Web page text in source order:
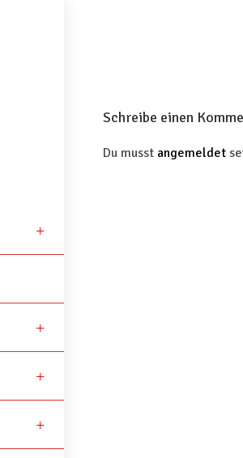
Schreibe einen
Du musst angemeldet